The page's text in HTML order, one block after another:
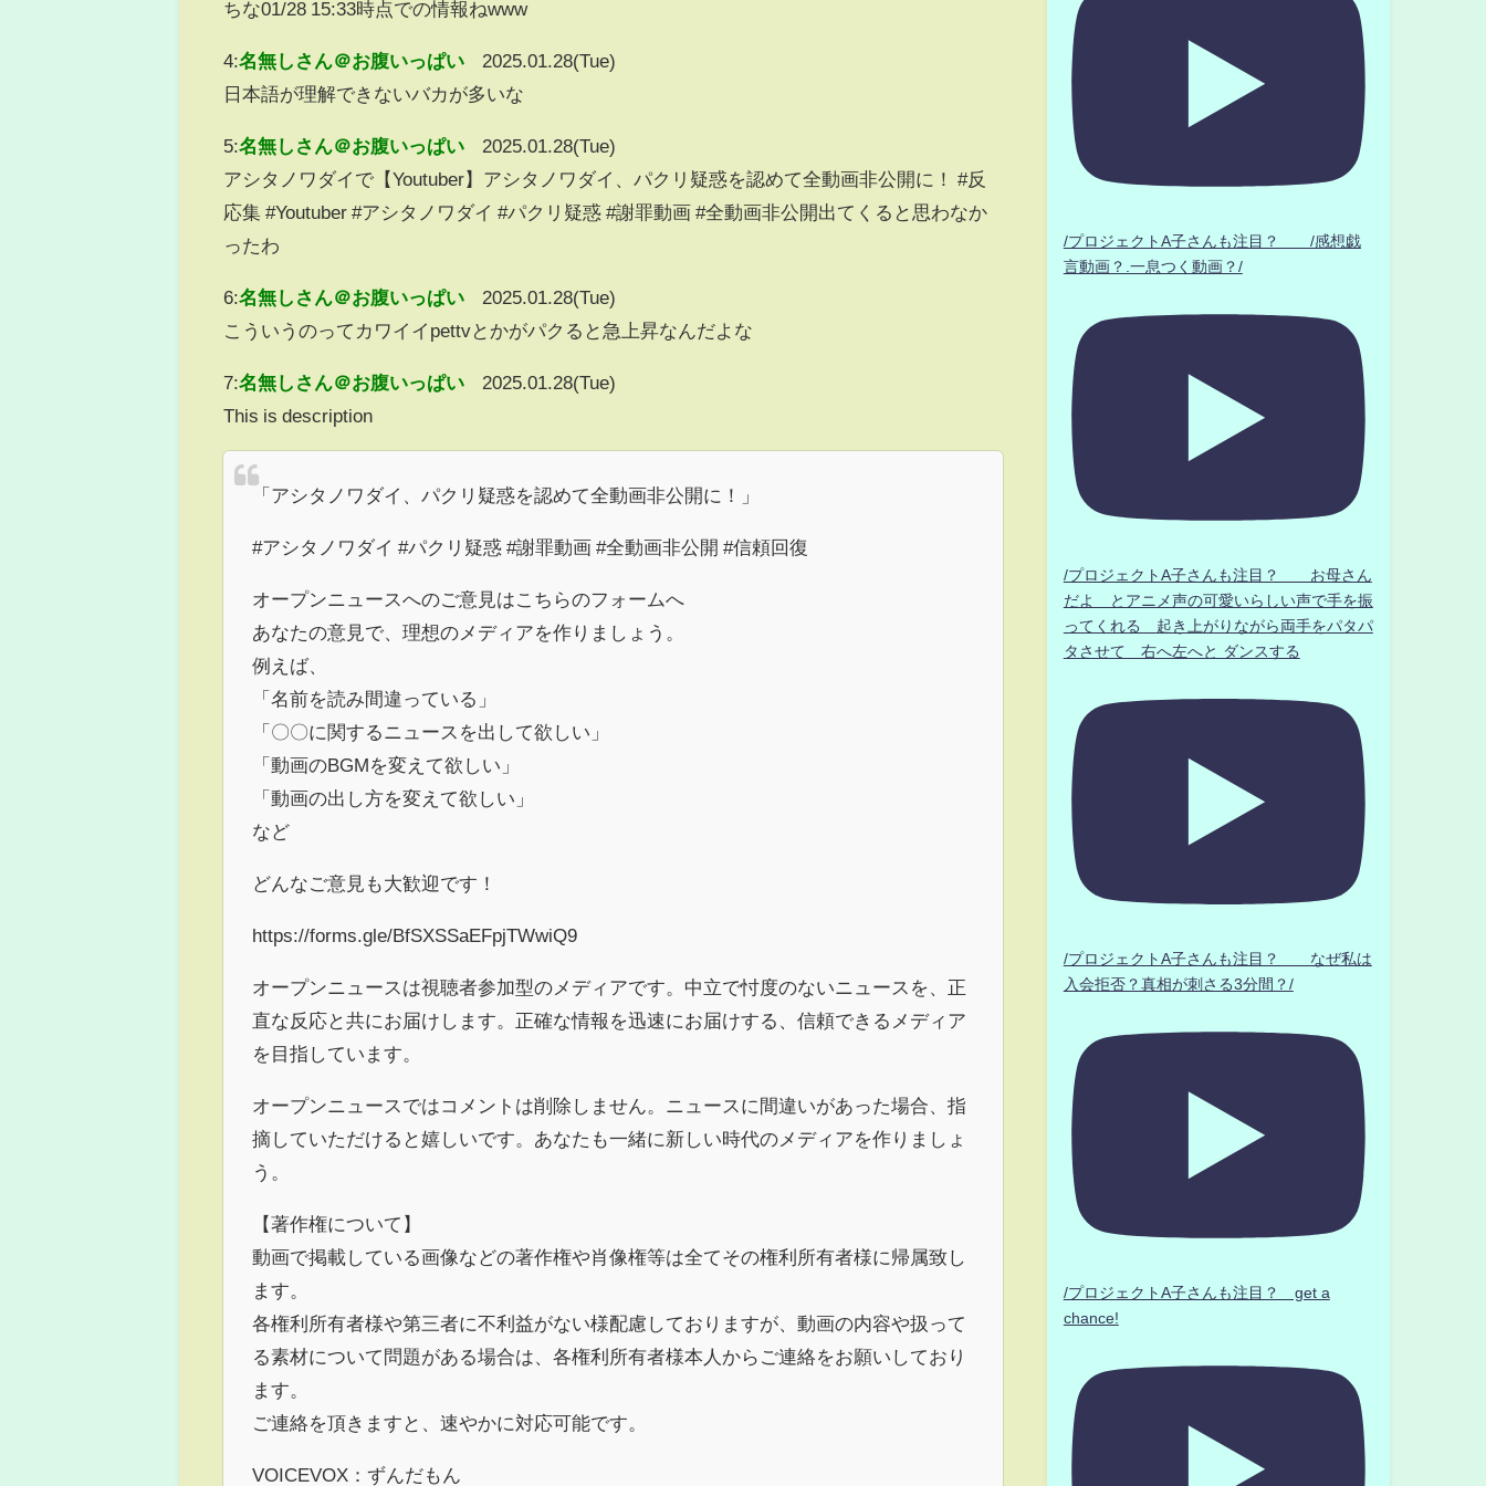
ちな01/28 15:33時点での情報ねwww
4:名無しさん＠お腹いっぱい
2025.01.28(Tue)
日本語が理解できないバカが多いな
5:名無しさん＠お腹いっぱい
2025.01.28(Tue)
アシタノワダイで【Youtuber】アシタノワダイ、パクリ疑惑を認めて全動画非公開に！ #反
応集 #Youtuber #アシタノワダイ #パクリ疑惑 #謝罪動画 #全動画非公開出てくると思わなか
ったわ
6:名無しさん＠お腹いっぱい
2025.01.28(Tue)
こういうのってカワイイpettvとかがパクると急上昇なんだよな
7:名無しさん＠お腹いっぱい
2025.01.28(Tue)
This is description
「アシタノワダイ、パクリ疑惑を認めて全動画非公開に！」
#アシタノワダイ #パクリ疑惑 #謝罪動画 #全動画非公開 #信頼回復
オープンニュースへのご意見はこちらのフォームへ
あなたの意見で、理想のメディアを作りましょう。
例えば、
「名前を読み間違っている」
「〇〇に関するニュースを出して欲しい」
「動画のBGMを変えて欲しい」
「動画の出し方を変えて欲しい」
など
どんなご意見も大歓迎です！
https://forms.gle/BfSXSSaEFpjTWwiQ9
オープンニュースは視聴者参加型のメディアです。中立で忖度のないニュースを、正
直な反応と共にお届けします。正確な情報を迅速にお届けする、信頼できるメディア
を目指しています。
オープンニュースではコメントは削除しません。ニュースに間違いがあった場合、指
摘していただけると嬉しいです。あなたも一緒に新しい時代のメディアを作りましょ
う。
【著作権について】
動画で掲載している画像などの著作権や肖像権等は全てその権利所有者様に帰属致し
ます。
各権利所有者様や第三者に不利益がない様配慮しておりますが、動画の内容や扱って
る素材について問題がある場合は、各権利所有者様本人からご連絡をお願いしており
ます。
ご連絡を頂きますと、速やかに対応可能です。
VOICEVOX：ずんだもん
/プロジェクトA子さんも注目？ /感想戯
言動画？.一息つく動画？/
/プロジェクトA子さんも注目？ お母さん
だよ とアニメ声の可愛いらしい声で手を振
ってくれる 起き上がりながら両手をパタパ
タさせて 右へ左へと ダンスする
/プロジェクトA子さんも注目？ なぜ私は
入会拒否？真相が刺さる3分間？/
/プロジェクトA子さんも注目？ get a
chance!